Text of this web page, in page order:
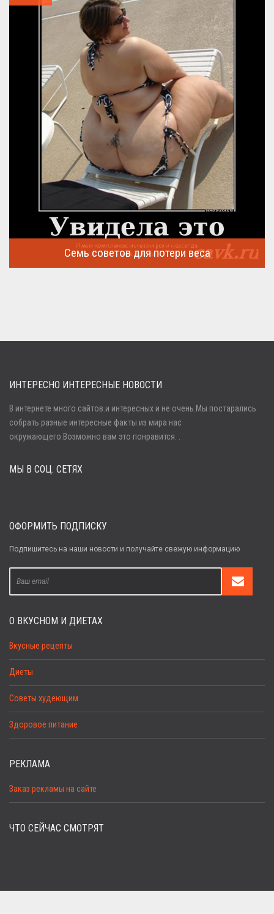
Семь советов для потери веса
Войти
Забыли пароль?
ИНТЕРЕСНО ИНТЕРЕСНЫЕ НОВОСТИ
В интернете много сайтов.и интересных и не очень.Мы постарались
собрать разные интересные факты из мира нас
окружающего.Возможно вам это понравится. .
МЫ В СОЦ. СЕТЯХ
ОФОРМИТЬ ПОДПИСКУ
Подпишитесь на наши новости и получайте свежую информацию
О ВКУСНОМ И ДИЕТАХ
Вкусные рецепты
Диеты
Советы худеющим
Здоровое питание
РЕКЛАМА
Заказ рекламы на сайте
ЧТО СЕЙЧАС СМОТРЯТ